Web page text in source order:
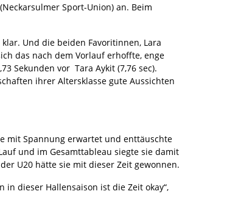
Sport-Union) an. Beim
Und die beiden Favoritinnen, Lara
das nach dem Vorlauf erhoffte, enge
Sekunden vor Tara Aykit (7,76 sec).
ihrer Altersklasse gute Aussichten
mit Spannung erwartet und enttäuschte
und im Gesamttableau siegte sie damit
U20 hätte sie mit dieser Zeit gewonnen.
dieser Hallensaison ist die Zeit okay“,